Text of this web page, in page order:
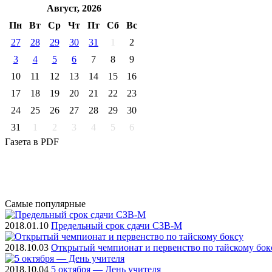
Август, 2026
Пн
Вт Ср Чт Пт Cб
Вс
27
28 29 30 31 1
2
3
4 5 6 7 8
9
10
11 12 13 14 15
16
17
18 19 20 21 22
23
24
25 26 27 28 29
30
31
1 2 3 4 5
6
Газета в PDF
Самые популярные
2018.01.10 Предельный срок сдачи СЗВ-М
2018.10.03 Открытый чемпионат и первенство по тайскому
2018.10.04 5 октября — День учителя